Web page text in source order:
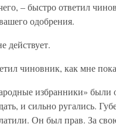
– быстро ответил
одобрения.
действует.
чиновник, как мне
избранники» были
и сильно ругались.
Он был прав. За